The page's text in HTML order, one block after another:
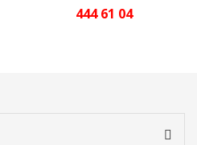
444 61 04